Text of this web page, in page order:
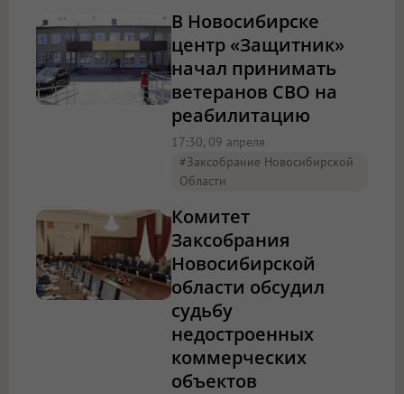
В Новосибирске
центр «Защитник»
начал принимать
ветеранов СВО на
реабилитацию
17:30, 09 апреля
#Заксобрание Новосибирской
Области
Комитет
Заксобрания
Новосибирской
области обсудил
судьбу
недостроенных
коммерческих
объектов